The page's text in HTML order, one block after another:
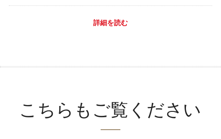
詳細を読む
こちらもご覧ください